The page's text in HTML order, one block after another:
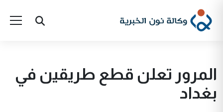
المرور تعلن قطع طريقين في
بغداد